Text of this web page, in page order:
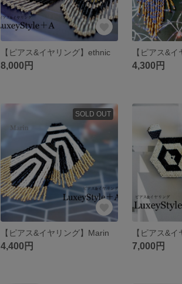
【ピアス&イヤリング】ethnic
8,000円
【ピアス&
4,300円
SOLD OUT
【ピアス&イヤリング】Marin
4,400円 7,000円